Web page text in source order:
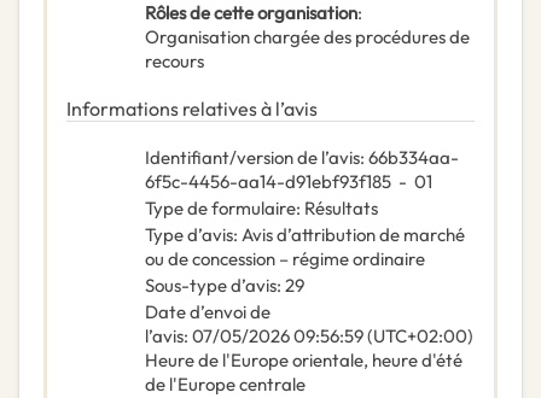
Rôles de cette organisation:
Organisation chargée des procédures de
recours
Informations relatives à l’avis
Identifiant/version de l’avis: 66b334aa-
6f5c-4456-aa14-d91ebf93f185 - 01
Type de formulaire: Résultats
Type d’avis: Avis d’attribution de marché
ou de concession – régime ordinaire
Sous-type d’avis: 29
Date d’envoi de
l’avis: 07/05/202609:56:59 (UTC+02:00)
Heure de l'Europe orientale, heure d'été
de l'Europe centrale